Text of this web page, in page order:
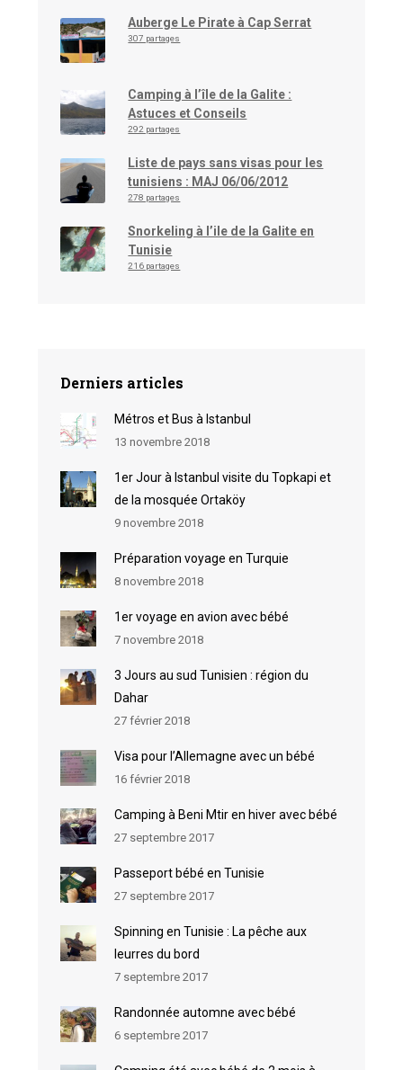
Auberge Le Pirate à Cap Serrat
307 partages
Camping à l’île de la Galite :
Astuces et Conseils
292 partages
Liste de pays sans visas pour les
tunisiens : MAJ 06/06/2012
278 partages
Snorkeling à l’ile de la Galite en
Tunisie
216 partages
Derniers articles
Métros et Bus à Istanbul
13 novembre 2018
1er Jour à Istanbul visite du Topkapi et
de la mosquée Ortaköy
9 novembre 2018
Préparation voyage en Turquie
8 novembre 2018
1er voyage en avion avec bébé
7 novembre 2018
3 Jours au sud Tunisien : région du
Dahar
27 février 2018
Visa pour l’Allemagne avec un bébé
16 février 2018
Camping à Beni Mtir en hiver avec bébé
27 septembre 2017
Passeport bébé en Tunisie
27 septembre 2017
Spinning en Tunisie : La pêche aux
leurres du bord
7 septembre 2017
Randonnée automne avec bébé
6 septembre 2017